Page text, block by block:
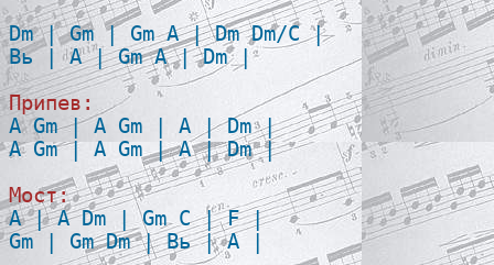
Dm | Gm | Gm A | Dm Dm/C |
Bь | A | Gm A | Dm |
Припев:
A Gm | A Gm | A | Dm |
A Gm | A Gm | A | Dm |
Мост:
A | A Dm | Gm C | F |
Gm | Gm Dm | Bь | A |